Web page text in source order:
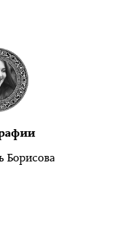
Борисова